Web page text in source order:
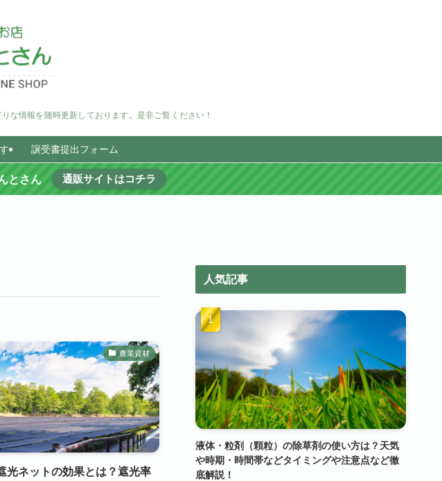
な情報を随時更新しております。是非ご覧ください！
譲受書提出フォーム
とさん 通販サイトはコチラ
農業資材
光ネットの効果とは？遮光率
人気記事
液体・粒剤（顆粒）の除草剤の使い方は？天気
や時期・時間帯などタイミングや注意点など徹
底解説！